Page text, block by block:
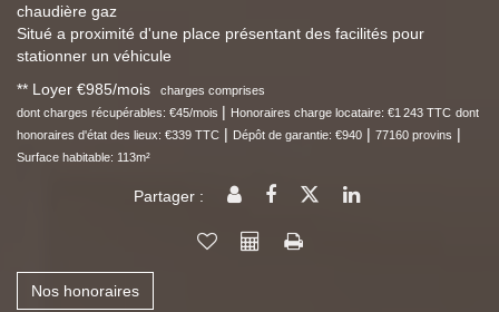
chaudière gaz
Situé a proximité d'une place présentant des facilités pour
stationner un véhicule
** Loyer €985/mois
charges comprises
dont charges récupérables: €45/mois | Honoraires charge locataire: €1 243 TTC dont
honoraires d'état des lieux: €339 TTC | Dépôt de garantie: €940 | 77160 provins |
Surface habitable: 113m²
Partager :
Nos honoraires